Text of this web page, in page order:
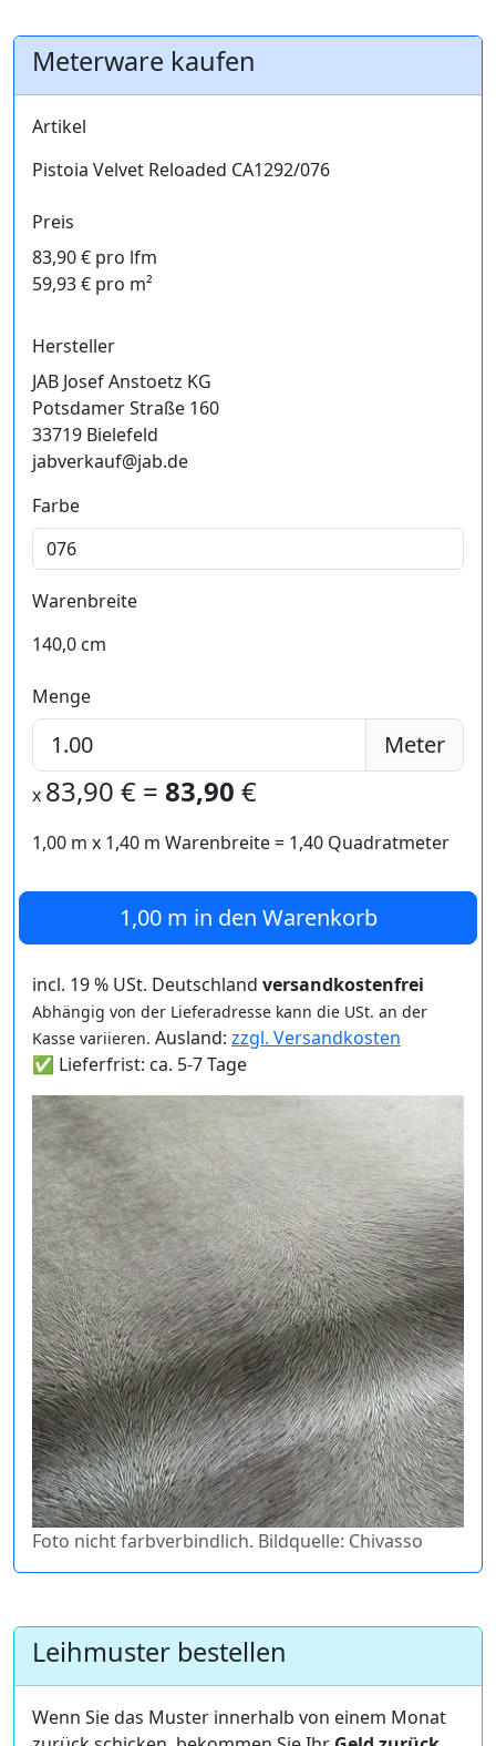
Meterware kaufen
Artikel
Pistoia Velvet Reloaded CA1292/076
Preis
83,90 € pro lfm
59,93 € pro m²
Hersteller
JAB Josef Anstoetz KG
Potsdamer Straße 160
33719 Bielefeld
jabverkauf@jab.de
Farbe
Warenbreite
140,0 cm
Menge
Meter
x 83,90 € = 83,90 €
1,00 m x 1,40 m Warenbreite = 1,40 Quadratmeter
1,00 m in den Warenkorb
incl. 19 % USt. Deutschland versandkostenfrei
Abhängig von der Lieferadresse kann die USt. an der
Kasse variieren. Ausland: zzgl. Versandkosten
✅ Lieferfrist: ca. 5-7 Tage
Foto nicht farbverbindlich. Bildquelle: Chivasso
Leihmuster bestellen
Wenn Sie das Muster innerhalb von einem Monat